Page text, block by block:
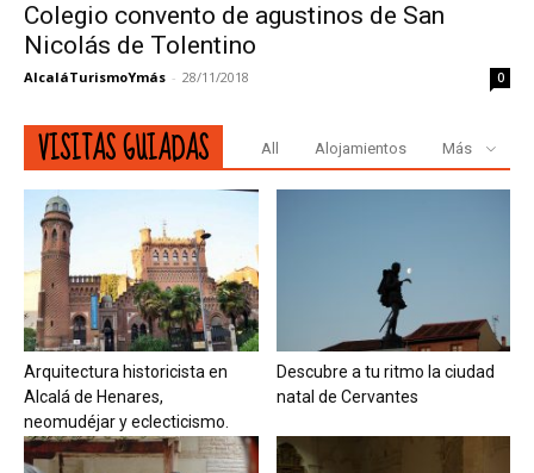
Colegio convento de agustinos de San
Nicolás de Tolentino
AlcaláTurismoYmás - 28/11/2018 0
VISITAS GUIADAS All Alojamientos Más
Arquitectura historicista en
Alcalá de Henares,
neomudéjar y eclecticismo.
Descubre a tu ritmo la ciudad
natal de Cervantes